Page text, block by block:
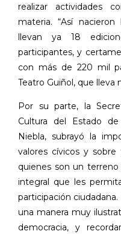
realizar actividades
materia. “Así
llevan ya 18
participantes, y
con más de 220 mil
Teatro Guiñol, que lleva
Por su parte, la
Cultura del Estado
Niebla, subrayó la
valores cívicos y sobre
quienes son un
integral que les
participación
una manera muy
democracia, y